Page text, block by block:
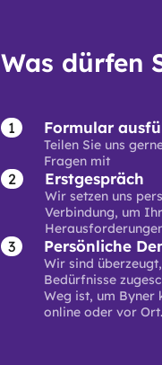
Was dürfen
Formular
Teilen Sie uns
Fragen mit
Erstgespräch
Wir setzen uns
Verbindung, um
Persönliche
Wir sind
Bedürfnisse
Weg ist, um Byner
online oder vor Ort.